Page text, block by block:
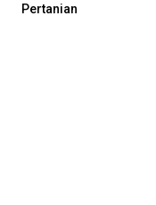
Pertanian